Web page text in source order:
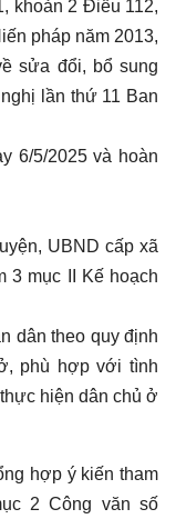
khoản 2 Điều 112,
pháp năm 2013,
sửa đổi, bổ sung
lần thứ 11 Ban
6/5/2025 và hoàn
UBND cấp xã
3 mục II Kế hoạch
dân theo quy định
phù hợp với tình
hiện dân chủ ở
hợp ý kiến tham
2 Công văn số